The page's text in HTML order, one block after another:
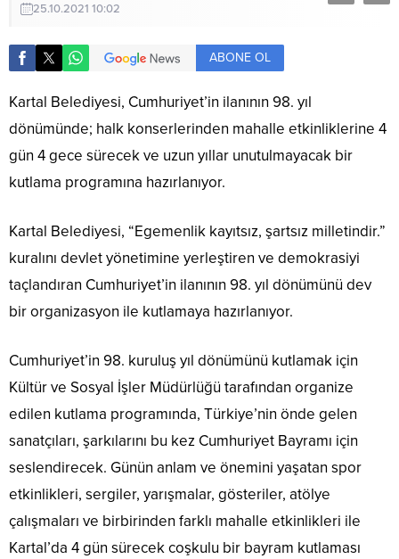
25.10.2021 10:02
ABONE OL
Kartal Belediyesi, Cumhuriyet’in ilanının 98. yıl
dönümünde; halk konserlerinden mahalle etkinliklerine 4
gün 4 gece sürecek ve uzun yıllar unutulmayacak bir
kutlama programına hazırlanıyor.
Kartal Belediyesi, “Egemenlik kayıtsız, şartsız milletindir.”
kuralını devlet yönetimine yerleştiren ve demokrasiyi
taçlandıran Cumhuriyet’in ilanının 98. yıl dönümünü dev
bir organizasyon ile kutlamaya hazırlanıyor.
Cumhuriyet’in 98. kuruluş yıl dönümünü kutlamak için
Kültür ve Sosyal İşler Müdürlüğü tarafından organize
edilen kutlama programında, Türkiye’nin önde gelen
sanatçıları, şarkılarını bu kez Cumhuriyet Bayramı için
seslendirecek. Günün anlam ve önemini yaşatan spor
etkinlikleri, sergiler, yarışmalar, gösteriler, atölye
çalışmaları ve birbirinden farklı mahalle etkinlikleri ile
Kartal’da 4 gün sürecek coşkulu bir bayram kutlaması